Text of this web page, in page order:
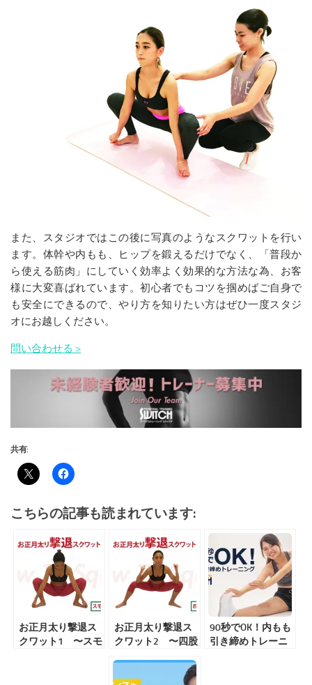
また、スタジオではこの後に写真のようなスクワットを行い
ます。体幹や内もも、ヒップを鍛えるだけでなく、「普段か
ら使える筋肉」にしていく効率よく効果的な方法な為、お客
様に大変喜ばれています。初心者でもコツを掴めばご自身で
も安全にできるので、やり方を知りたい方はぜひ一度スタジ
オにお越しください。
問い合わせる >
共有:
こちらの記事も読まれています:
お正月太り撃退ス
クワット1 〜スモ
お正月太り撃退ス
クワット2 〜四股
90秒でOK！内もも
引き締めトレーニ